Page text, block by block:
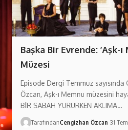
Başka Bir Evrende: ‘Aşk-ı
Müzesi
Episode Dergi Temmuz sayısında
Özcan, Aşk-ı Memnu müzesini
BİR SABAH YÜRÜRKEN AKLIMA…
TarafındanCengizhan Özcan 31